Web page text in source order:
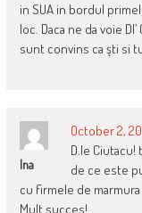
in SUA in bordul
loc. Daca ne da voie
sunt convins ca şti si
Ina
October 2,
D.le
de ce este
cu firmele de marmura
Mult succes!